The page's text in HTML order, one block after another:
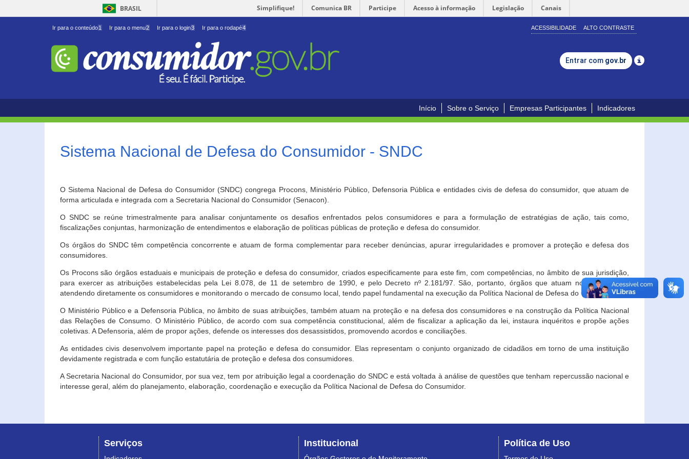
BRASIL Simplifique! Comunica BR Participe Acesso à informação Legislação Canais
Ir para o conteúdo1 Ir para o menu2 Ir para o login3 Ir para o rodapé4 ACESSIBILIDADE ALTO CONTRASTE
Entrar com gov.br
Início Sobre o Serviço Empresas Participantes Indicadores
Sistema Nacional de Defesa do Consumidor - SNDC
O Sistema Nacional de Defesa do Consumidor (SNDC) congrega Procons, Ministério Público, Defensoria Pública e entidades civis de defesa do consumidor, que atuam de
forma articulada e integrada com a Secretaria Nacional do Consumidor (Senacon).
O SNDC se reúne trimestralmente para analisar conjuntamente os desafios enfrentados pelos consumidores e para a formulação de estratégias de ação, tais como,
fiscalizações conjuntas, harmonização de entendimentos e elaboração de políticas públicas de proteção e defesa do consumidor.
Os órgãos do SNDC têm competência concorrente e atuam de forma complementar para receber denúncias, apurar irregularidades e promover a proteção e defesa dos
consumidores.
Os Procons são órgãos estaduais e municipais de proteção e defesa do consumidor, criados especificamente para este fim, com competências, no âmbito de sua jurisdição,
para exercer as atribuições estabelecidas pela Lei 8.078, de 11 de setembro de 1990, e pelo Decreto nº 2.181/97. São, portanto, órgãos que atuam no âmbito local,
atendendo diretamente os consumidores e monitorando o mercado de consumo local, tendo papel fundamental na execução da Política Nacional de Defesa do Consumidor.
O Ministério Público e a Defensoria Pública, no âmbito de suas atribuições, também atuam na proteção e na defesa dos consumidores e na construção da Política Nacional
das Relações de Consumo. O Ministério Público, de acordo com sua competência constitucional, além de fiscalizar a aplicação da lei, instaura inquéritos e propõe ações
coletivas. A Defensoria, além de propor ações, defende os interesses dos desassistidos, promovendo acordos e conciliações.
As entidades civis desenvolvem importante papel na proteção e defesa do consumidor. Elas representam o conjunto organizado de cidadãos em torno de uma instituição
devidamente registrada e com função estatutária de proteção e defesa dos consumidores.
A Secretaria Nacional do Consumidor, por sua vez, tem por atribuição legal a coordenação do SNDC e está voltada à análise de questões que tenham repercussão nacional e
interesse geral, além do planejamento, elaboração, coordenação e execução da Política Nacional de Defesa do Consumidor.
Serviços Institucional Política de Uso